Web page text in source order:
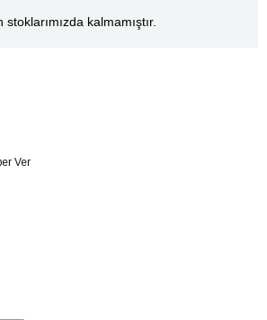
stoklarımızda kalmamıştır.
Ver